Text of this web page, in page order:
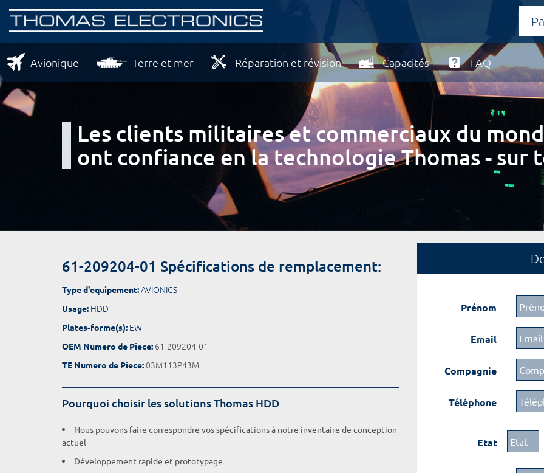
Avionique Terre et mer Réparation et révision Capacités FAQ
Les clients militaires et commerciaux du
ont confiance en la technologie Thomas - sur
61-209204-01 Spécifications de remplacement:
Type d'equipement:AVIONICS
Usage: HDD
Plates-forme(s): EW
OEM Numero de Piece: 61-209204-01
TE Numero de Piece:03M113P43M
Pourquoi choisir les solutions Thomas HDD
Nous pouvons faire correspondre vos spécifications à notre inventaire de conception
actuel
Développement rapide et prototypage
Prénom
Email
Compagnie
Téléphone
Etat